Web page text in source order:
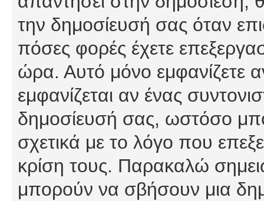
την δημοσίευσή σας όταν
πόσες φορές έχετε
ώρα. Αυτό μόνο εμφανίζετε
εμφανίζεται αν ένας
δημοσίευσή σας, ωστόσο
σχετικά με το λόγο που
κρίση τους. Παρακαλώ
μπορούν να σβήσουν μια